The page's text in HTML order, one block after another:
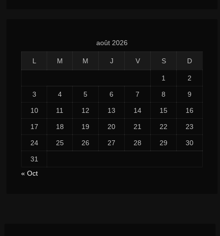
août 2026
L M M J V S D
1 2
3 4 5 6 7 8 9
10 11 12 13 14 15 16
17 18 19 20 21 22 23
24 25 26 27 28 29 30
31
« Oct